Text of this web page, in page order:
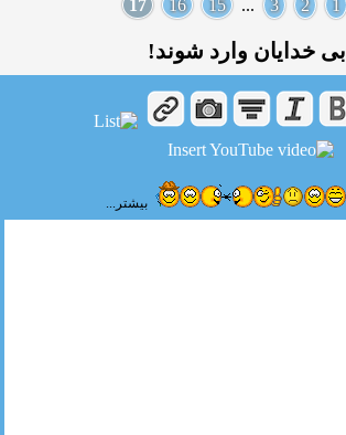
1
2
3
...
15
16
17
بی خدایان وارد شوند!
بیشتر...